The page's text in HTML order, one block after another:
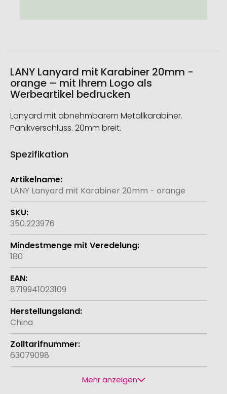
LANY Lanyard mit Karabiner 20mm -
orange – mit Ihrem Logo als
Werbeartikel bedrucken
Lanyard mit abnehmbarem Metallkarabiner.
Panikverschluss. 20mm breit.
Spezifikation
Weitere
Informationen
LANY Lanyard mit Karabiner 20mm - orange
350.223976
180
8719941023109
China
63079098
Mehr anzeigen